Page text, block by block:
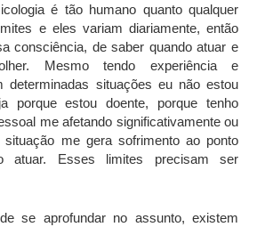
é tão humano quanto qualquer
e eles variam diariamente, então
consciência, de saber quando atuar e
Mesmo tendo experiência e
determinadas situações eu não estou
porque estou doente, porque tenho
me afetando significativamente ou
situação me gera sofrimento ao ponto
atuar. Esses limites precisam ser
se aprofundar no assunto, existem